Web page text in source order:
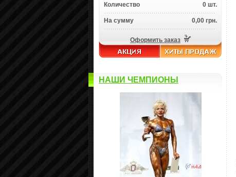
Количество 0 шт.
На сумму 0,00 грн.
Оформить заказ
НАШИ ЧЕМПИОНЫ